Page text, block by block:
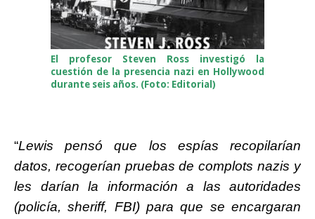
El profesor Steven Ross investigó la
cuestión de la presencia nazi en Hollywood
durante seis años. (Foto: Editorial)
“Lewis pensó que los espías recopilarían
datos, recogerían pruebas de complots nazis y
les darían la información a las autoridades
(policía, sheriff, FBI) para que se encargaran